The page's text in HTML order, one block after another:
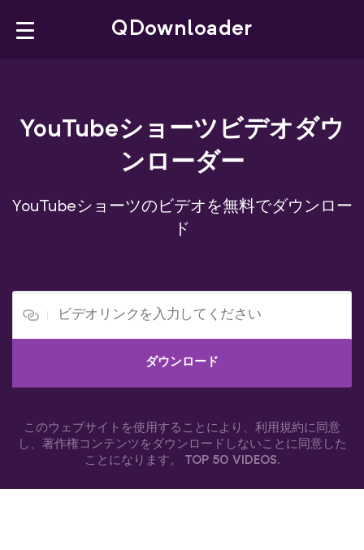
×
Bookmarklet
Browser Extension
YouTube Downloader
X Downloader
日本語
QDownloader
YouTubeショーツビデオダウ
ンローダー
YouTubeショーツのビデオを無料でダウンロー
ド
ダウンロード
このウェブサイトを使用することにより、利用規約に同意
し、著作権コンテンツをダウンロードしないことに同意した
ことになります。
TOP 50 VIDEOS.